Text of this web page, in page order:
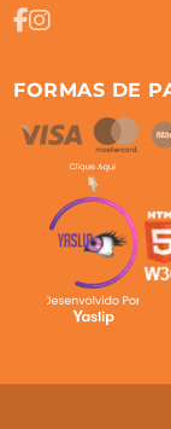
FORMAS DE